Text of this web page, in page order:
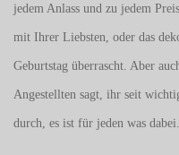
jedem Anlass und zu jedem
mit Ihrer Liebsten, oder das
Geburtstag überrascht. Aber
Angestellten sagt, ihr seit
durch, es ist für jeden was dabei.